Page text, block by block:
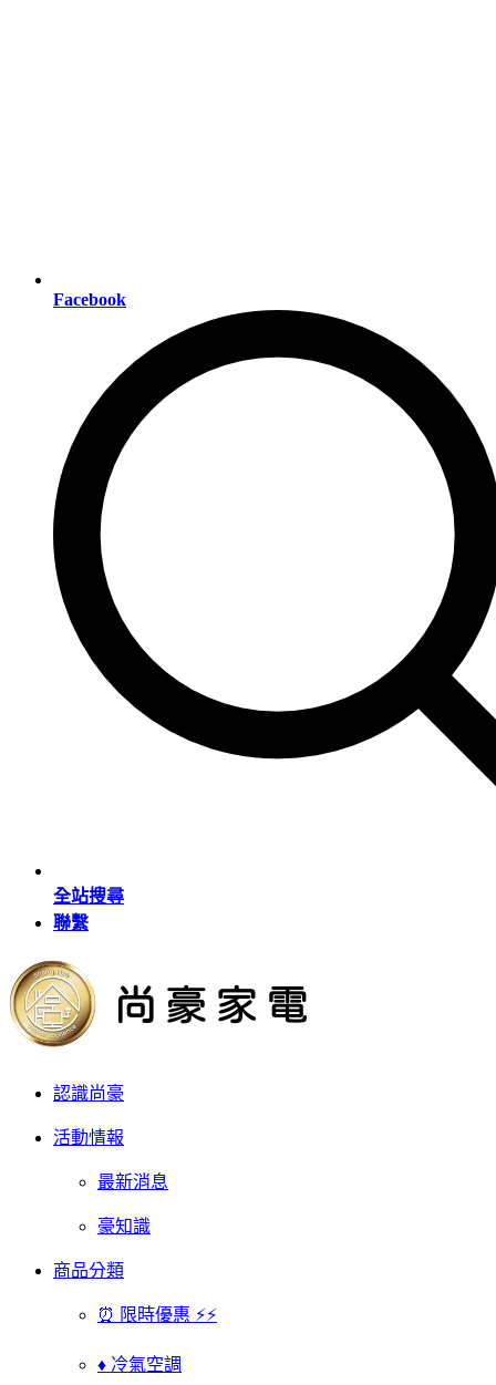
Facebook
全站搜尋
聯繫
認識尚豪
活動情報
最新消息
豪知識
商品分類
⏰ 限時優惠 ⚡⚡
♦ 冷氣空調